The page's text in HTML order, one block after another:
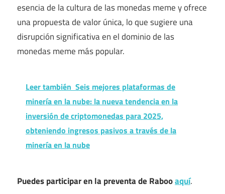
esencia de la cultura de las monedas meme y ofrece
una propuesta de valor única, lo que sugiere una
disrupción significativa en el dominio de las
monedas meme más popular.
Leer también Seis mejores plataformas de
minería en la nube: la nueva tendencia en la
inversión de criptomonedas para 2025,
obteniendo ingresos pasivos a través de la
minería en la nube
Puedes participar en la preventa de Rabooaquí.